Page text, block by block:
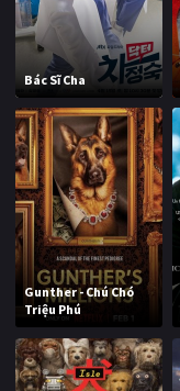
Bác Sĩ Cha
Gunther - Chú Chó
Triệu Phú